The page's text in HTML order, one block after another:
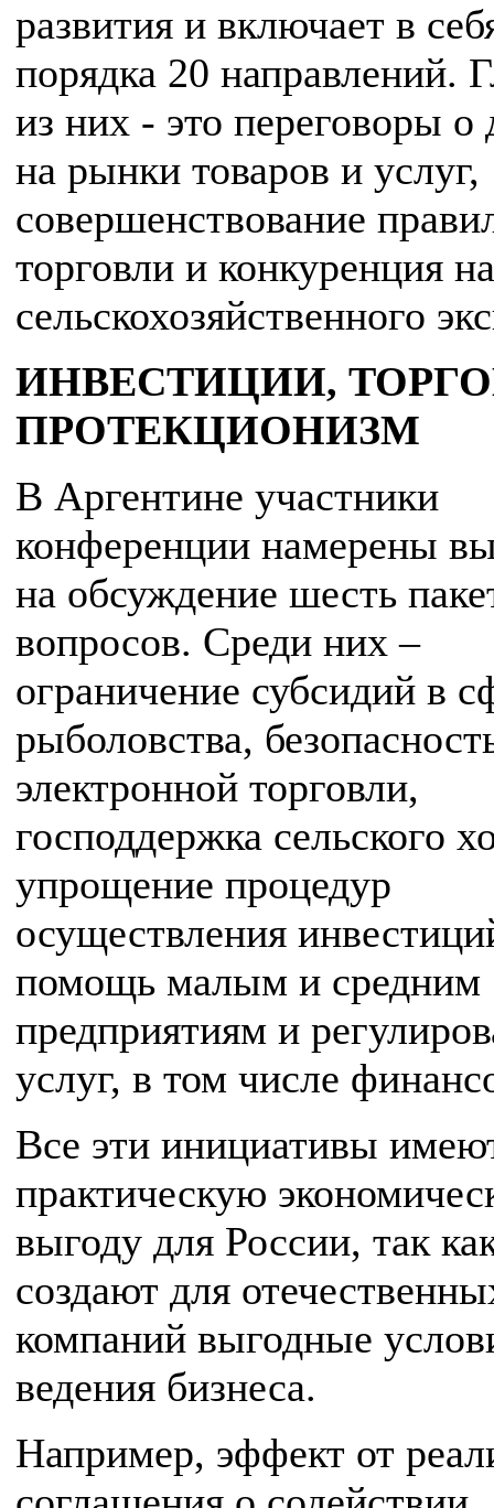
развития и включает в
порядка 20 направлений.
из них - это переговоры о
на рынки товаров и услуг,
совершенствование
торговли и конкуренция
сельскохозяйственного
ИНВЕСТИЦИИ,
ПРОТЕКЦИОНИЗМ
В Аргентине участники
конференции намерены
на обсуждение шесть
вопросов. Среди них –
ограничение субсидий в
рыболовства,
электронной торговли,
господдержка сельского
упрощение процедур
осуществления
помощь малым и средним
предприятиям и
услуг, в том числе
Все эти инициативы
практическую
выгоду для России, так
создают для
компаний выгодные
ведения бизнеса.
Например, эффект от